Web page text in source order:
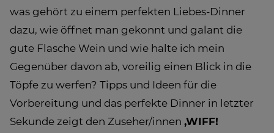
was gehört zu einem perfekten Liebes-Dinner
dazu, wie öffnet man gekonnt und galant die
gute Flasche Wein und wie halte ich mein
Gegenüber davon ab, voreilig einen Blick in die
Töpfe zu werfen? Tipps und Ideen für die
Vorbereitung und das perfekte Dinner in letzter
Sekunde zeigt den Zuseher/innen ‚WIFF!